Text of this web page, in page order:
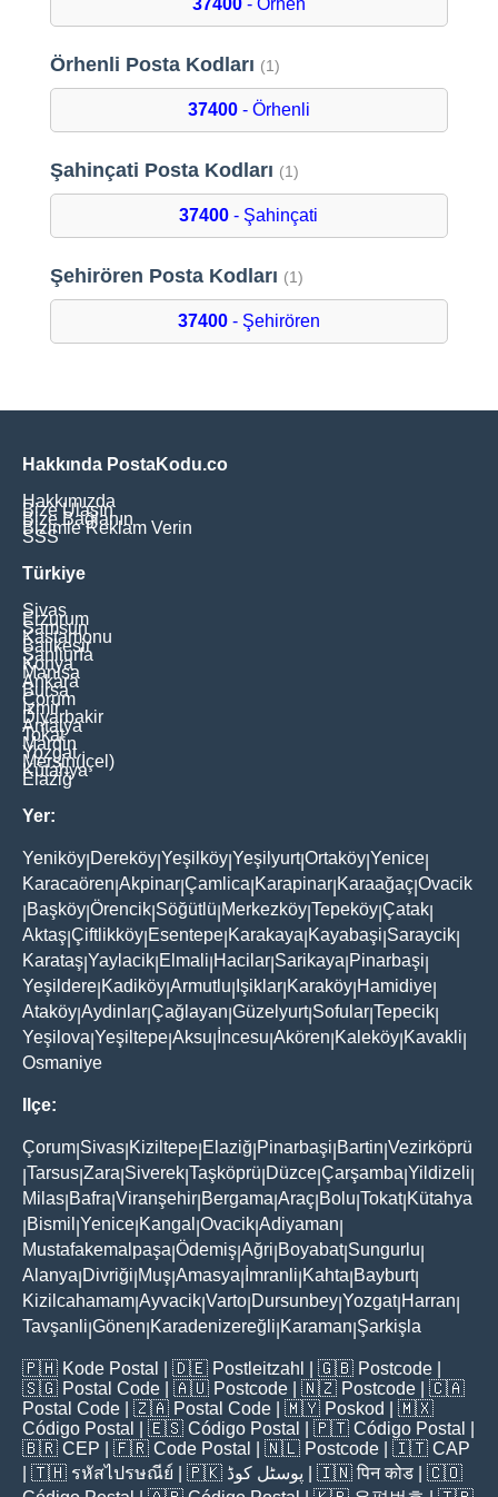
37400- Örhen
Örhenli Posta Kodları (1)
37400- Örhenli
Şahinçati Posta Kodları (1)
37400 - Şahinçati
Şehirören Posta Kodları (1)
37400- Şehirören
Hakkında PostaKodu.co
Hakkımızda
Bize Ulaşın
Bize Bağlanın
Bizimle Reklam Verin
SSS
Türkiye
Sivas
Erzurum
Samsun
Kastamonu
Balikesir
Şanliurfa
Konya
Manisa
Ankara
Bursa
Çorum
İzmir
Diyarbakir
Antalya
Tokat
Mardin
Yozgat
Mersin(İçel)
Kütahya
Elaziğ
Yer:
Yeniköy Dereköy Yeşilköy Yeşilyurt|Ortaköy Yenice
Karacaören Akpinar Çamlica Karapinar Karaağaç Ovacik
Başköy Örencik Söğütlü Merkezköy Tepeköy Çatak
Aktaş Çiftlikköy Esentepe Karakaya Kayabaşi Saraycik
Karataş Yaylacik Elmali Hacilar Sarikaya Pinarbaşi
Yeşildere Kadiköy Armutlu Işiklar Karaköy Hamidiye
Ataköy Aydinlar Çağlayan Güzelyurt| Sofular Tepecik
Yeşilova Yeşiltepe Aksu İncesu Akören Kaleköy Kavakli
Osmaniye
Ilçe:
Çorum Sivas Kiziltepe Elaziğ Pinarbaşi Bartin Vezirköprü
Tarsus Zara Siverek Taşköprü Düzce Çarşamba Yildizeli
Milas Bafra Viranşehir Bergama Araç Bolu Tokat| Kütahya
Bismil Yenice Kangal Ovacik Adiyaman
Mustafakemalpaşa Ödemiş Ağri Boyabat| Sungurlu
Alanya Divriği Muş Amasya İmranli Kahta Bayburt|
Kizilcahamam Ayvacik Varto Dursunbey Yozgat| Harran
Tavşanli Gönen Karadenizereğli Karaman Şarkişla
🇵🇭 Kode Postal | 🇩🇪 Postleitzahl | 🇬🇧 Postcode
🇸🇬 Postal Code | 🇦🇺 Postcode | 🇳🇿 Postcode | 🇨🇦
Postal Code | 🇿🇦 Postal Code | 🇲🇾 Poskod
| 🇲🇽
Código Postal
| 🇪🇸 Código Postal | 🇵🇹 Código Postal
🇧🇷 CEP | 🇫🇷 Code Postal | 🇳🇱 Postcode | 🇮🇹 CAP
| 🇹🇭 รหัสไปรษณีย์ | 🇵🇰 پوسٹل کوڈ | 🇮🇳पिन कोड | 🇨🇴